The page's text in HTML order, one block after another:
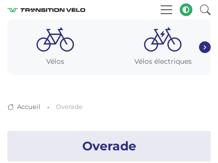
Vélos Vélos électriques
Accueil Overade
Overade